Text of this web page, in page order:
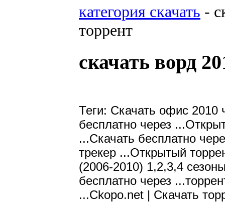
категория скачать -
торрент
скачать ворд
Теги: Скачать офис 2010
бесплатно через
...Скачать бесплатно
трекер ...Открытый
(2006-2010) 1,2,3,4
бесплатно через
...Ckopo.net | Скачать